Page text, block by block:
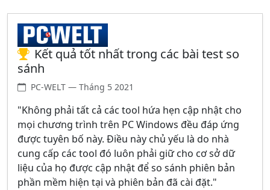
Kết quả tốt nhất trong các bài test so
sánh
PC-WELT — Tháng 5 2021
"Không phải tất cả các tool hứa hẹn cập nhật cho
mọi chương trình trên PC Windows đều đáp ứng
được tuyên bố này. Điều này chủ yếu là do nhà
cung cấp các tool đó luôn phải giữ cho cơ sở dữ
liệu của họ được cập nhật để so sánh phiên bản
phần mềm hiện tại và phiên bản đã cài đặt."